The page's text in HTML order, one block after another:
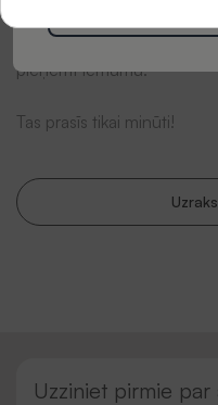
viedoklis mums ir ļoti
pieņemt lēmumu.
Tas prasīs tikai minūti!
Uzziniet pirmie par